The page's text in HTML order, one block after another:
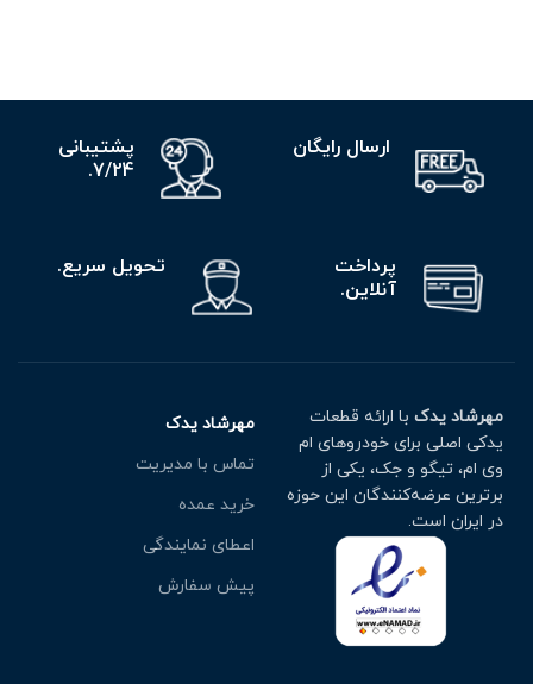
ارسال رایگان
پشتیبانی
7/24.
پرداخت
آنلاین.
تحویل سریع.
مهرشاد یدک با ارائه قطعات
یدکی اصلی برای خودروهای ام
وی ام، تیگو و جک، یکی از
برترین عرضه‌کنندگان این حوزه
در ایران است.
مهرشاد یدک
تماس با مدیریت
خرید عمده
اعطای نمایندگی
پیش سفارش